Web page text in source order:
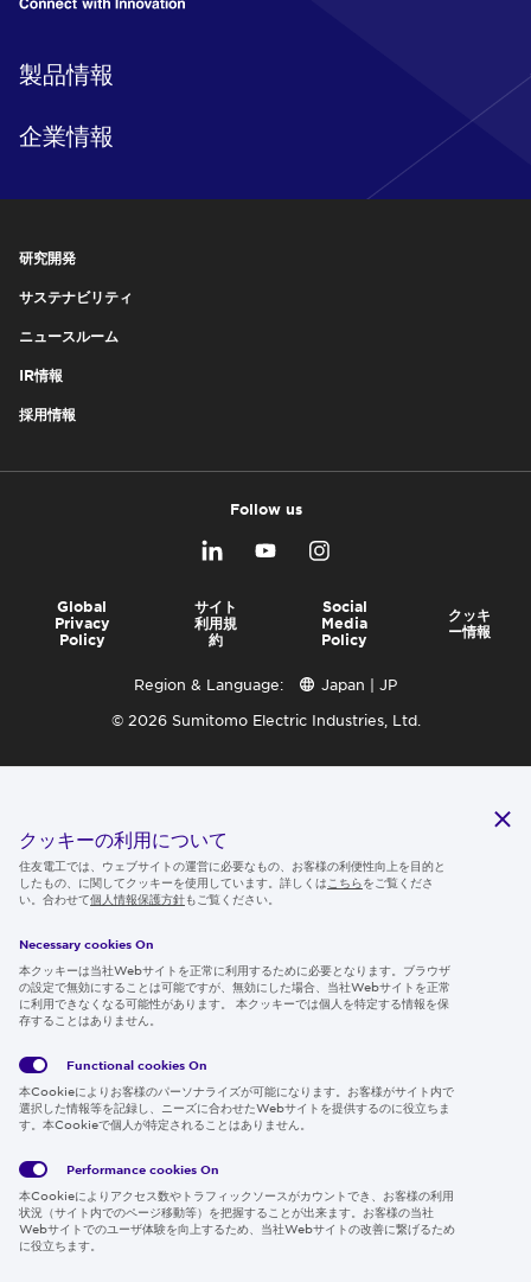
製品情報
企業情報
研究開発
サステナビリティ
ニュースルーム
IR情報
採用情報
Follow us
Global
Privacy
Policy
サイト
利用規
約
Social
Media
Policy
クッキ
ー情報
Region & Language:
Japan | JP
© 2026 Sumitomo Electric Industries, Ltd.
クッキーの利用について
住友電工では、ウェブサイトの運営に必要なもの、お客様の利便性向上を目的と
したもの、に関してクッキーを使用しています。詳しくは こちらをご覧くださ
い。合わせて個人情報保護方針もご覧ください。
Necessary cookies On
本クッキーは当社Webサイトを正常に利用するために必要となります。ブラウザ
の設定で無効にすることは可能ですが、無効にした場合、当社Webサイトを正常
に利用できなくなる可能性があります。 本クッキーでは個人を特定する情報を保
存することはありません。
Functional cookies On
本Cookieによりお客様のパーソナライズが可能になります。お客様がサイト内で
選択した情報等を記録し、ニーズに合わせたWebサイトを提供するのに役立ちま
す。本Cookieで個人が特定されることはありません。
Performance cookies On
本Cookieによりアクセス数やトラフィックソースがカウントでき、お客様の利用
状況（サイト内でのページ移動等）を把握することが出来ます。お客様の当社
Webサイトでのユーザ体験を向上するため、当社Webサイトの改善に繋げるため
に役立ちます。